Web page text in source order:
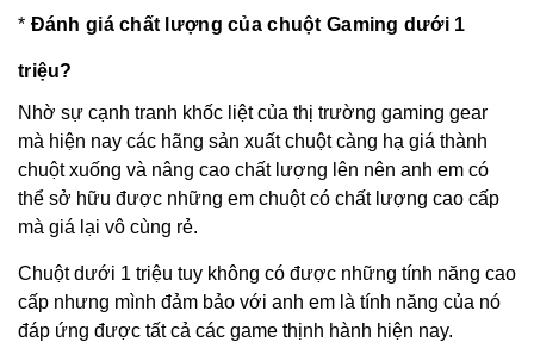
* Đánh giá chất lượng của chuột Gaming dưới 1
triệu?
Nhờ sự cạnh tranh khốc liệt của thị trường gaming gear
mà hiện nay các hãng sản xuất chuột càng hạ giá thành
chuột xuống và nâng cao chất lượng lên nên anh em có
thể sở hữu được những em chuột có chất lượng cao cấp
mà giá lại vô cùng rẻ.
Chuột dưới 1 triệu tuy không có được những tính năng cao
cấp nhưng mình đảm bảo với anh em là tính năng của nó
đáp ứng được tất cả các game thịnh hành hiện nay.